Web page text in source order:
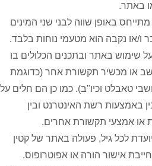
באתר.
באופן שווה לבני שני המינים
ו/או נקבה הוא מטעמי נוחות בלבד.
שימוש באתר ובתכנים הכלולים בו
או מכשיר תקשורת אחר (כדוגמת
טאבלט וכיו"ב). כמו כן הם חלים על
באמצעות רשת האינטרנט ובין
או אמצעי תקשורת אחרים.
לכל גיל, פעולה באתר של קטין